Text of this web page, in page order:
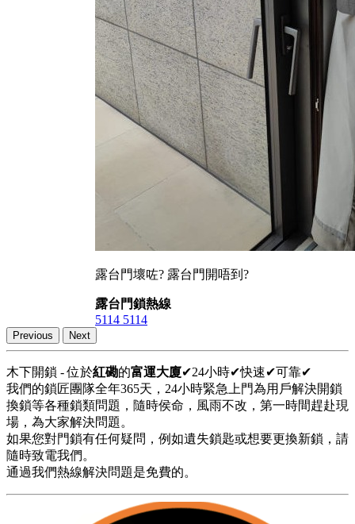
露台門壞咗? 露台門開唔到?
露台門鎖熱線
5114 5114
Previous Next
木下開鎖 - 位於紅磡的富運大廈✔24小時✔快速✔可靠✔
我們的鎖匠團隊全年365天，24小時緊急上門為用戶解決開鎖
換鎖等各種鎖類問題，隨時侯命，風雨不改，第一時間趕赴現
場，為大家解決問題。
如果您對門鎖有任何疑問，例如遺失鎖匙或想要更換新鎖，請
隨時致電我們。
通過我們熱線解決問題是免費的。